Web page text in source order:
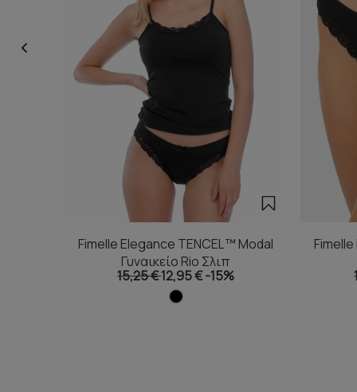
Fimelle Elegance TENCEL™ Modal
Γυναικείο Rio Σλιπ
15,25 €12,95 €-15%